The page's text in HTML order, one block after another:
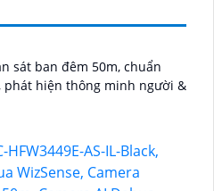
sát ban đêm 50m, chuẩn
phát hiện thông minh người &